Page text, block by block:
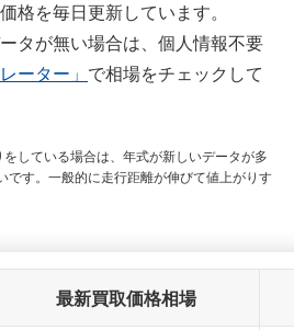
格を毎日更新しています。
タが無い場合は、個人情報不要
ーター」 で相場をチェックして
している場合は、年式が新しいデータが多
です。一般的に走行距離が伸びて値上がりす
最新買取価格相場